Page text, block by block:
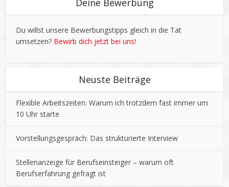
Deine Bewerbung
Du willst unsere Bewerbungstipps gleich in die Tat
umsetzen? Bewirb dich jetzt bei uns!
Neuste Beiträge
Flexible Arbeitszeiten: Warum ich trotzdem fast immer um
10 Uhr starte
Vorstellungsgespräch: Das strukturierte Interview
Stellenanzeige für Berufseinsteiger – warum oft
Berufserfahrung gefragt ist